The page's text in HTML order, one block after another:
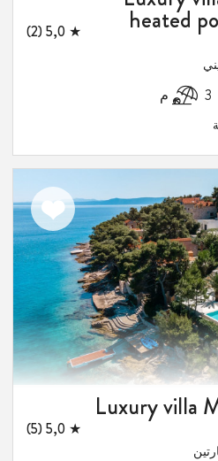
heated
★ 5,0 (2)
3 م
اضف
الى
المفضلة
Luxury villa
★ 5,0 (5)